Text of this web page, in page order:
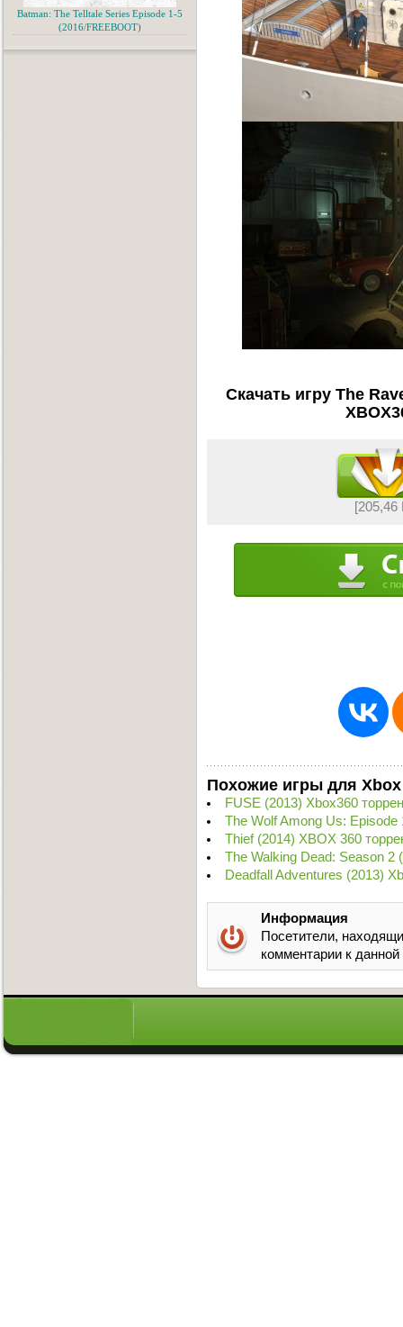
Скачать игру The
[205,46
Похожие игры для Xbox
FUSE (2013) Xbox360
The Wolf Among Us: Episode
Thief (2014) XBOX 360
The Walking Dead: Season 2
Deadfall Adventures (2013)
Информация
Посетители,
комментарии к
Batman: The Telltale Series Episode 1-5
(2016/FREEBOOT)